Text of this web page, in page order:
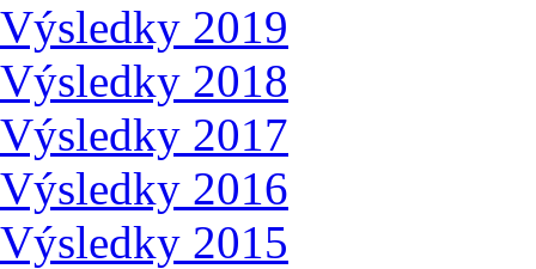
Výsledky 2019
Výsledky 2018
Výsledky 2017
Výsledky 2016
Výsledky 2015